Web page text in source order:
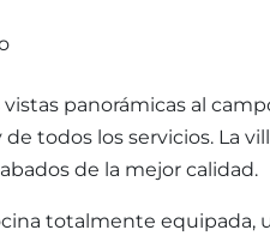
panorámicas al
todos los servicios. La
de la mejor calidad.
totalmente equipada,